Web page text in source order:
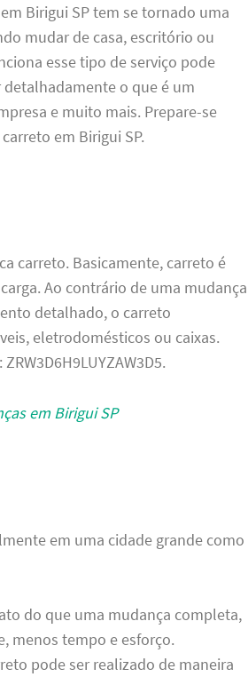
Birigui SP tem se tornado uma
mudar de casa, escritório ou
esse tipo de serviço pode
o que é um
e muito mais. Prepare-se
em Birigui SP.
carreto. Basicamente, carreto é
Ao contrário de uma mudança
detalhado, o carreto
eletrodomésticos ou caixas.
em uma cidade grande como
do que uma mudança completa,
menos tempo e esforço.
pode ser realizado de maneira